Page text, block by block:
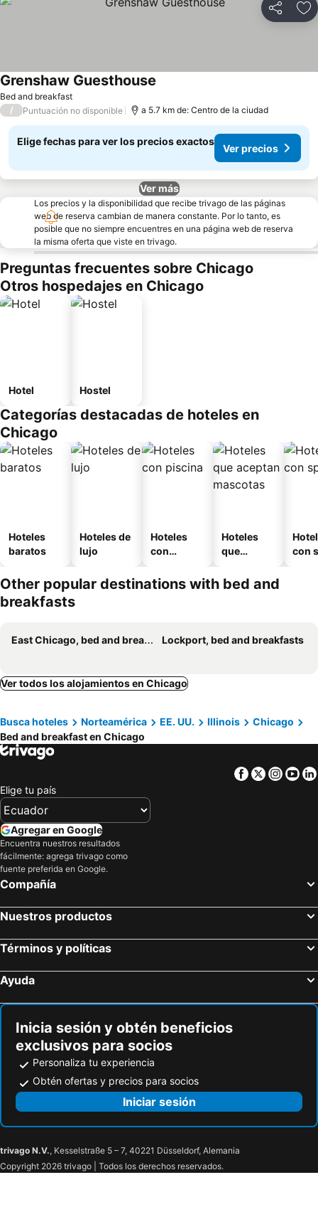
Compartir
Bed and breakfast
Grenshaw Guesthouse
/ Puntuación no disponible a 5.7 km de: Centro de la ciudad
Elige fechas para ver los precios exactos
Ver precios
Ver más
Los precios y la disponibilidad que recibe trivago de las páginas
web de reserva cambian de manera constante. Por lo tanto, es
posible que no siempre encuentres en una página web de reserva
la misma oferta que viste en trivago.
Preguntas frecuentes sobre Chicago
Otros hospedajes en Chicago
Hotel Hostel
Categorías destacadas de hoteles en
Chicago
Hoteles
baratos
Hoteles de
lujo
Hoteles
con
Hoteles
que
mascotas
con
Other popular destinations with bed and
breakfasts
East Chicago, bed and breakfasts Lockport, bed and breakfasts
Ver todos los alojamientos en Chicago
Busca hoteles Norteamérica EE. UU. Illinois
Chicago
Bed and breakfast en Chicago
Facebook
Twitter
Elige tu país
Agregar en Google
Encuentra nuestros resultados
fácilmente: agrega trivago como
fuente preferida en Google.
Compañía
Nuestros productos
Términos y políticas
Ayuda
Inicia sesión y obtén beneficios
exclusivos para socios
Personaliza tu experiencia
Obtén ofertas y precios para socios
Iniciar sesión
trivago N.V., Kesselstraße 5 – 7, 40221 Düsseldorf, Alemania
Copyright 2026 trivago | Todos los derechos reservados.